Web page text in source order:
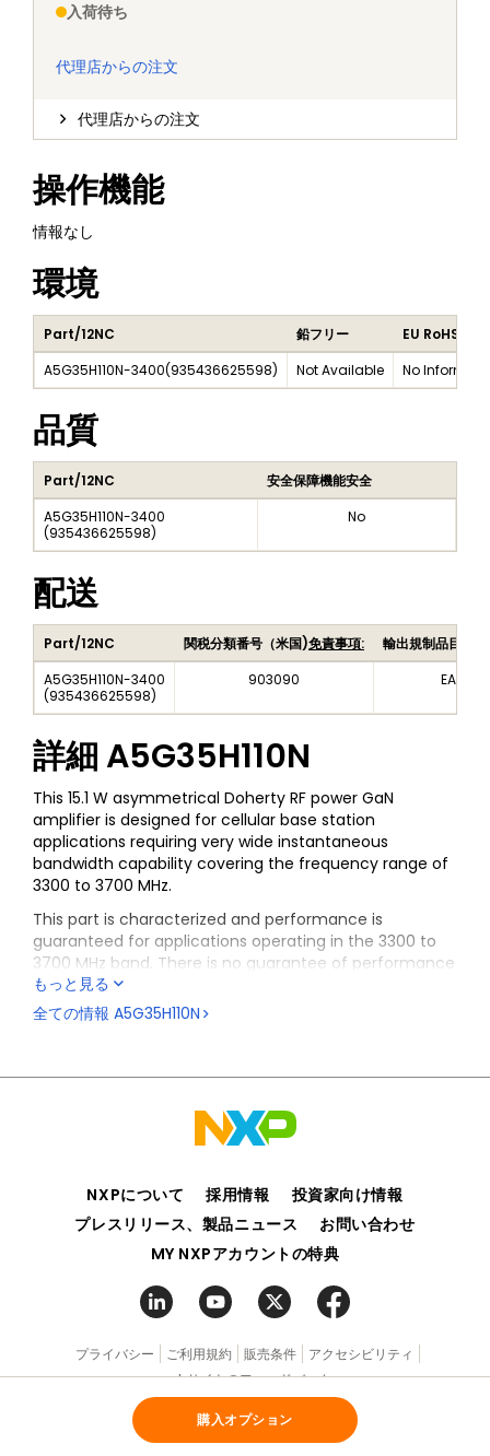
入荷待ち
代理店からの注文
代理店からの注文
操作機能
情報なし
環境
Part/12NC 鉛フリー
EU RoHS
A5G35H110N-3400(935436625598) Not Available No
品質
Part/12NC
安全保障機能安全
A5G35H110N-3400
(935436625598)
No
配送
Part/12NC 関税分類番号（米国)免責事項:
輸出規制品目番
A5G35H110N-3400
(935436625598)
903090 EAR99
詳細 A5G35H110N
This 15.1 W asymmetrical Doherty RF power GaN
amplifier is designed for cellular base station
applications requiring very wide instantaneous
bandwidth capability covering the frequency range of
3300 to 3700 MHz.
This part is characterized and performance is
guaranteed for applications operating in the 3300 to
3700 MHz band. There is no guarantee of performance
when this part is used in applications designed outside
of these frequencies.
もっと見る
全ての情報 A5G35H110N
購入オプション
NXPについて 採用情報
投資家向け情報
プレスリリース、製品ニュース
お問い合わせ
MY NXPアカウントの特典
プライバシー ご利用規約 販売条件
アクセシビリティ
webサイトのフィードバック
©2006-2026 NXP Semiconductors. All rights reserved.